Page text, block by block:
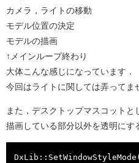
カメラ，ライトの移動
モデル位置の決定
モデルの描画
↑メインループ終わり
大体こんな感じになっています．
今回はライトに関しては弄ってま
また，デスクトップマスコット
描画している部分以外を透明にす